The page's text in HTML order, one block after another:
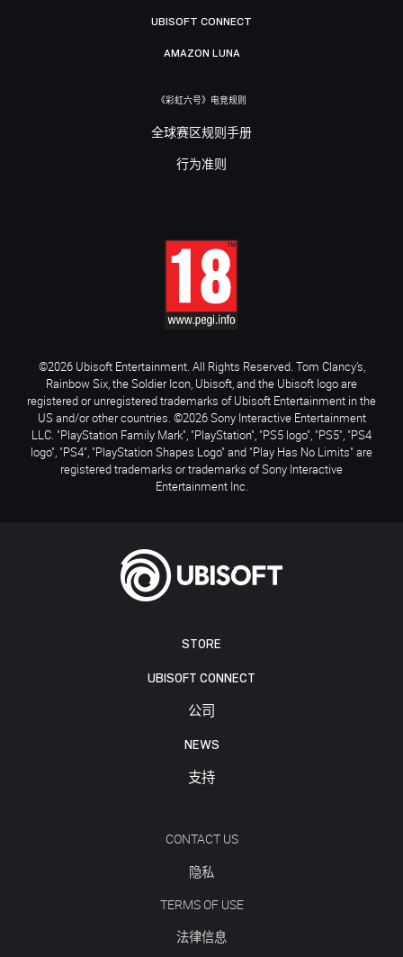
STORE
UBISOFT CONNECT
公司
NEWS
支持
CONTACT US
隐私
TERMS OF USE
法律信息
UBISOFT CONNECT
AMAZON LUNA
《彩虹六号》电竞规则
全球赛区规则手册
行为准则
©2026 Ubisoft Entertainment. All Rights Reserved. Tom Clancy’s,
Rainbow Six, the Soldier Icon, Ubisoft, and the Ubisoft logo are
registered or unregistered trademarks of Ubisoft Entertainment in the
US and/or other countries. ©2026 Sony Interactive Entertainment
LLC. "PlayStation Family Mark", "PlayStation", "PS5 logo", "PS5", "PS4
logo", "PS4", "PlayStation Shapes Logo" and "Play Has No Limits" are
registered trademarks or trademarks of Sony Interactive
Entertainment Inc.